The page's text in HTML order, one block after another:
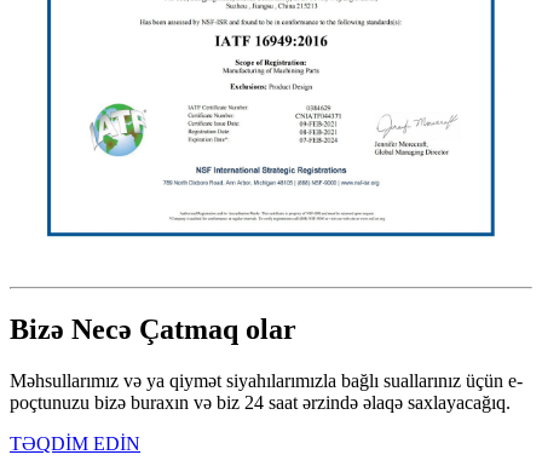
Bizə Necə Çatmaq olar
Məhsullarımız və ya qiymət siyahılarımızla bağlı suallarınız üçün e-
poçtunuzu bizə buraxın və biz 24 saat ərzində əlaqə saxlayacağıq.
TƏQDİM EDİN